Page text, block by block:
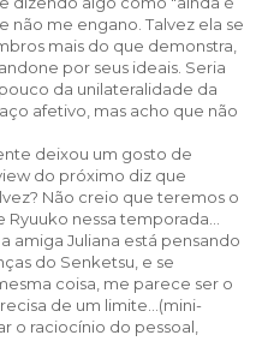
não me engano. Talvez ela se
mais do que demonstra,
por seus ideais. Seria
da unilateralidade da
afetivo, mas acho que não
deixou um gosto de
do próximo diz que
Não creio que teremos o
nessa temporada...
amiga Juliana está pensando
do Senketsu, e se
coisa, me parece ser o
de um limite...(mini-
o raciocínio do pessoal,